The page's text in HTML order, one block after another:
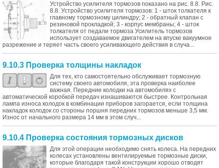
Устройство усилителя тормозов показано на рис. 8.8. Рис.
8.8. Устройство усилителя тормозов: 1 - шток толкателя к
главному тормозному цилиндру; 2 - обратный клапан с
резиновой прокладкой; 3 - корпус мембраны; 4 - шток
толкателя от педали тормоза Усилитель тормозов
использует создаваемое двигателем на впуске вакуумное
разрежение и теряет часть своего усиливающего действия в случа...
9.10.3 Проверка толщины накладок
Для тех, кто самостоятельно обслуживает тормозную
систему своего автомобиля, эта проверка наиболее
важная. Передние колодки на автомобилях с
автоматической коробкой передач изнашиваются быстрее. Контрольная
лампа износа колодок в комбинации приборов загорается, если толщина
накладок колодок со стороны поршня передних тормозов меньше 3,5 мм.
Износ от начального размера 14 мм в этом случ...
9.10.4 Проверка состояния тормозных дисков
Для этой операции необходимо снять колеса. На передних
колесах установлены вентилируемые тормозные диски,
которые благодаря такой конструкции хорошо отводят